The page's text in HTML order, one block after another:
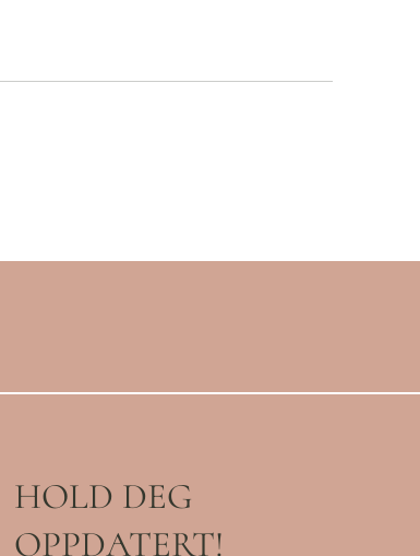
HOLD DEG
OPPDATERT!